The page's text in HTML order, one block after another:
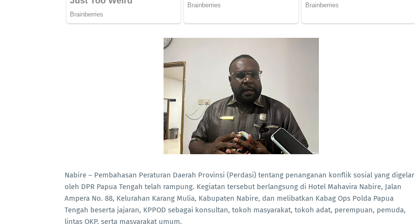
Nabire – Pembahasan Peraturan Daerah Provinsi (Perdasi) tentang penanganan konflik sosial yang digelar
oleh DPR Papua Tengah telah rampung. Kegiatan tersebut berlangsung di Hotel Mahavira Nabire, Jalan
Ampera No. 88, Kelurahan Karang Mulia, Kabupaten Nabire, dan melibatkan Kabag Ops Polda Papua
Tengah beserta jajaran, KPPOD sebagai konsultan, tokoh masyarakat, tokoh adat, perempuan, pemuda,
lintas OKP, serta masyarakat umum.